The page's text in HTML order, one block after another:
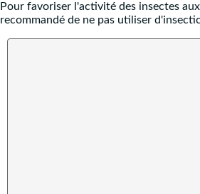
Pour favoriser l'activité des insectes
recommandé de ne pas utiliser